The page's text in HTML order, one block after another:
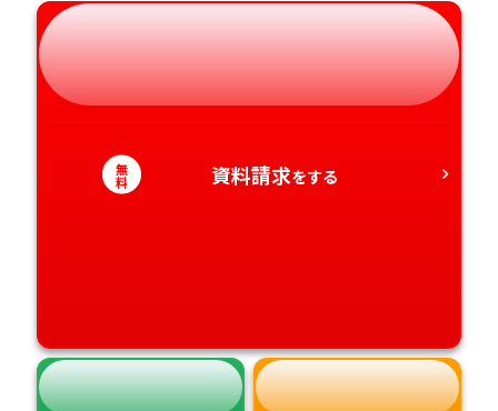
静岡県
和歌山県
徳島県
大分県
無
料 資料請求をする